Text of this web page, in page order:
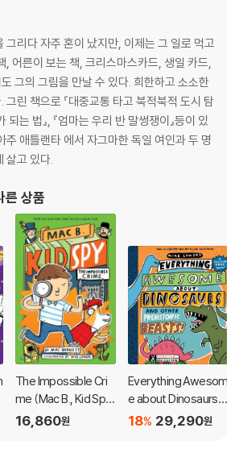
그리다 자주 혼이 났지만, 이제는 그 일로 먹고
, 어른이 보는 책, 크리스마스카드, 생일 카드,
그의 그림을 만날 수 있다. 희한하고 소소한
린 책으로 『대중교통 타고 북적북적 도시 탐
되는 법』, 『엄마는 우리 반 말썽쟁이』등이 있
주 애틀랜타 에서 자그마한 독일 여인과 두 명
살고 있다.
른 상품
The Impossible Cri
me (Mac B., Kid Spy
#2)
16,860원
Everything Awesom
e about Dinosaurs a
nd Other Prehistoric
29,290원
18%